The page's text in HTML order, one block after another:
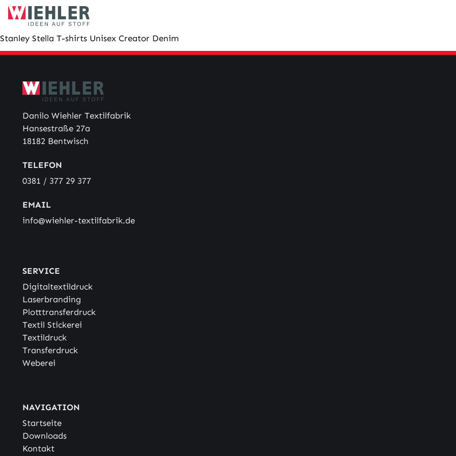
Skip
Stanley Stella T-shirts Unisex Creator Denim
Danilo Wiehler Textilfabrik
Hansestraße 27a
18182 Bentwisch
TELEFON
0381 / 377 29 377
EMAIL
info@wiehler-textilfabrik.de
SERVICE
Digitaltextildruck
Laserbranding
Plotttransferdruck
Textil Stickerei
Textildruck
Transferdruck
Weberei
NAVIGATION
Startseite
Downloads
Kontakt